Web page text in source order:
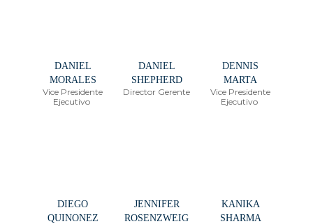
DANIEL
MORALES
Vice Presidente
Ejecutivo
DANIEL
SHEPHERD
Director Gerente
DENNIS
MARTA
Vice Presidente
Ejecutivo
DIEGO
QUINONEZ
JENNIFER
ROSENZWEIG
KANIKA
SHARMA